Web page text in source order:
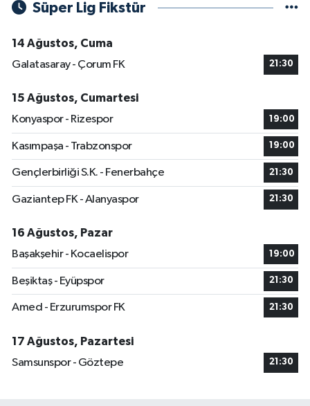
Süper Lig Fikstür
14 Ağustos, Cuma
Galatasaray - Çorum FK
21:30
15 Ağustos, Cumartesi
Konyaspor - Rizespor
19:00
Kasımpaşa - Trabzonspor 19:00
Gençlerbirliği S.K. - Fenerbahçe 21:30
Gaziantep FK - Alanyaspor 21:30
16 Ağustos, Pazar
Başakşehir - Kocaelispor
19:00
Beşiktaş - Eyüpspor 21:30
Amed - Erzurumspor FK 21:30
17 Ağustos, Pazartesi
Samsunspor - Göztepe
21:30